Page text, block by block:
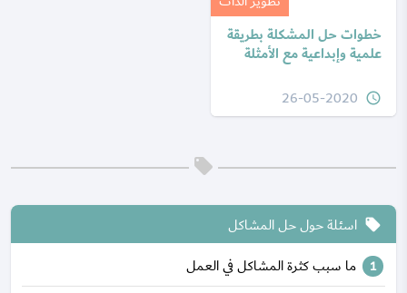
خطوات حل المشكلة بطريقة
علمية وإبداعية مع الأمثلة
query_builder
26-05-2020
local_offer اسئلة حول حل المشاكل
ما سبب كثرة المشاكل في العمل